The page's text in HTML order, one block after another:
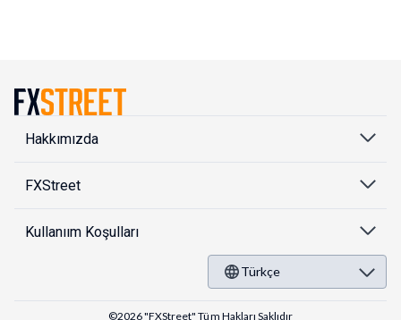
Hakkımızda
FXStreet
Kullanıım Koşulları
Türkçe
©2026 "FXStreet" Tüm Hakları Saklıdır